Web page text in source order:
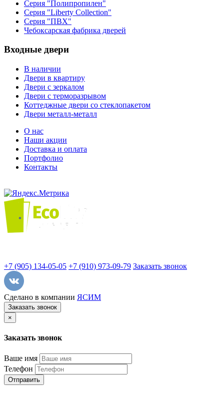
Серия "Полипропилен"
Серия "Liberty Collection"
Серия "ПВХ"
Чебоксарская фабрика дверей
Входные двери
В наличии
Двери в квартиру
Двери с зеркалом
Двери с терморазрывом
Коттеджные двери со стеклопакетом
Двери металл-металл
О нас
Наши акции
Доставка и оплата
Портфолио
Контакты
+7 (905) 134-05-05 +7 (910) 973-09-79 Заказать звонок
Сделано в компании ЯСИМ
Заказать звонок
×
Заказать звонок
Ваше имя
Телефон
Отправить